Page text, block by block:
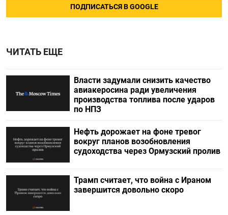
ПОДПИСАТЬСЯ В GOOGLE
ЧИТАТЬ ЕЩЕ
Власти задумали снизить качество
авиакеросина ради увеличения
производства топлива после ударов
по НПЗ
Нефть дорожает на фоне тревог
вокруг планов возобновления
судоходства через Ормузский пролив
Трамп считает, что война с Ираном
завершится довольно скоро